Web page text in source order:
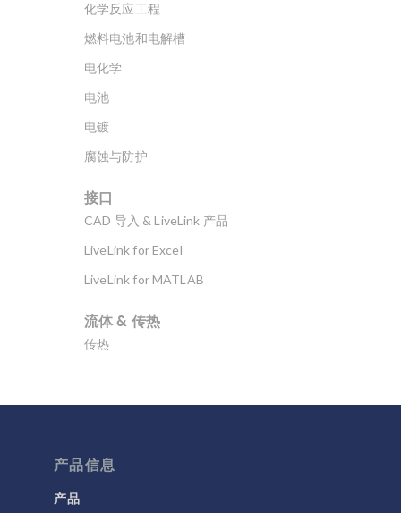
化学反应工程
燃料电池和电解槽
电化学
电池
电镀
腐蚀与防护
接口
CAD 导入 & LiveLink 产品
LiveLink for Excel
LiveLink for MATLAB
流体 & 传热
传热
多孔介质流动
流体流动颗粒跟踪
产品信息
产品